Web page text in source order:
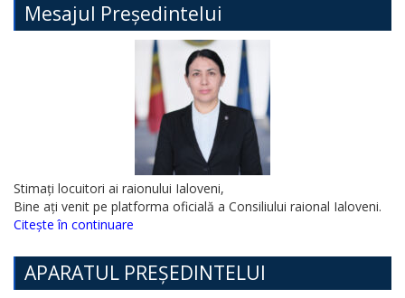
Mesajul Președintelui
Stimați locuitori ai raionului Ialoveni,
Bine ați venit pe platforma oficială a Consiliului raional Ialoveni.
Citește în continuare
APARATUL PREȘEDINTELUI